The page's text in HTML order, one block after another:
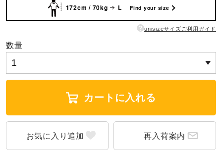
ウィンタースポーツ
ライフスタイルグッズ
172cm / 70kg L Find your size
? unisizeサイズご利用ガイド
数量
カートに入れる
再入荷案内